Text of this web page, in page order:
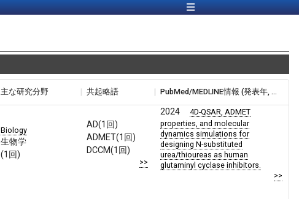
主な研究分野 共起略語 PubMed/MEDLINE情報 (発表年, 題目)
Biology
生物学
(1回)
AD(1回)
ADMET(1回)
DCCM(1回)
>>
2024
4D-QSAR, ADMET
properties, and molecular
dynamics simulations for
designing N-substituted
urea/thioureas as human
glutaminyl cyclase inhibitors.
>>